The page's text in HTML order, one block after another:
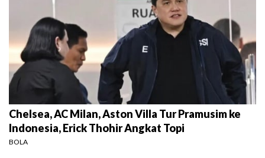
Chelsea, AC Milan, Aston Villa Tur Pramusim ke
Indonesia, Erick Thohir Angkat Topi
BOLA